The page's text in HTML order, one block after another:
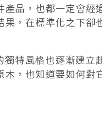
品，也都一定會經
，在標準化之下卻
特風格也逐漸建立
，也知道要如何對